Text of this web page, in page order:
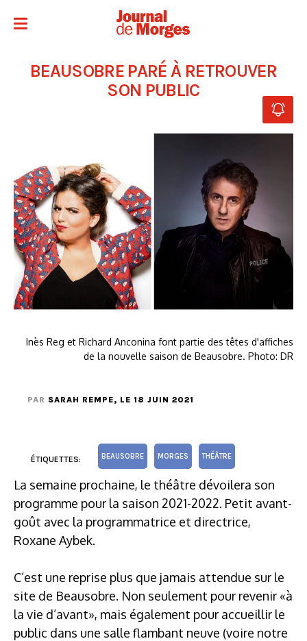
BEAUSOBRE PARÉ À RETROUVER
SON PUBLIC
Inès Reg et Richard Anconina font partie des têtes d'affiches
de la nouvelle saison de Beausobre. Photo: DR
PAR SARAH REMPE, LE 18 JUIN 2021
ÉTIQUETTES: BEAUSOBRE MORGES THÉÂTRE
La semaine prochaine, le théâtre dévoilera son
programme pour la saison 2021-2022. Petit avant-
goût avec la programmatrice et directrice,
Roxane Aybek.
C’est une reprise plus que jamais attendue sur le
site de Beausobre. Non seulement pour revenir «à
la vie d’avant», mais également pour accueillir le
public dans une salle flambant neuve (voire notre